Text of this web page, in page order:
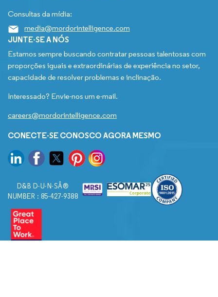
Consultas da mídia:
media@mordorintelligence.com
JUNTE-SE A NÓS
Estamos sempre buscando contratar pessoas talentosas com
proporções iguais e extraordinárias de experiência no setor,
capacidade de resolver problemas e inclinação.
Interessado? Envie-nos um e-mail.
careers@mordorintelligence.com
CONECTE-SE CONOSCO AGORA MESMO
D&B D-U-N-SÂ®
NUMBER : 85-427-9388